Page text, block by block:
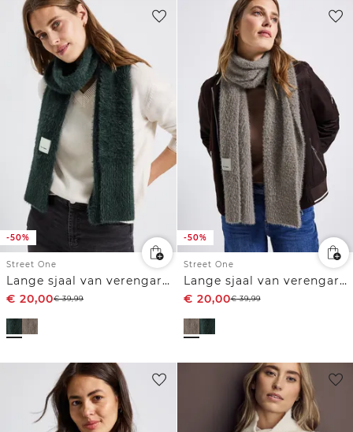
-50%
Street One
Lange sjaal van verengaren
€ 20,00€39,99
-50%
Street One
Lange sjaal van verengaren
€ 20,00€39,99